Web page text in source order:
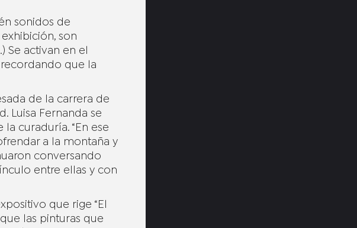
sonidos de
son
Se activan en el
recordando que la
de la carrera de
Luisa Fernanda se
curaduría. “En ese
a la montaña y
conversando
entre ellas y con
que rige “El
las pinturas que